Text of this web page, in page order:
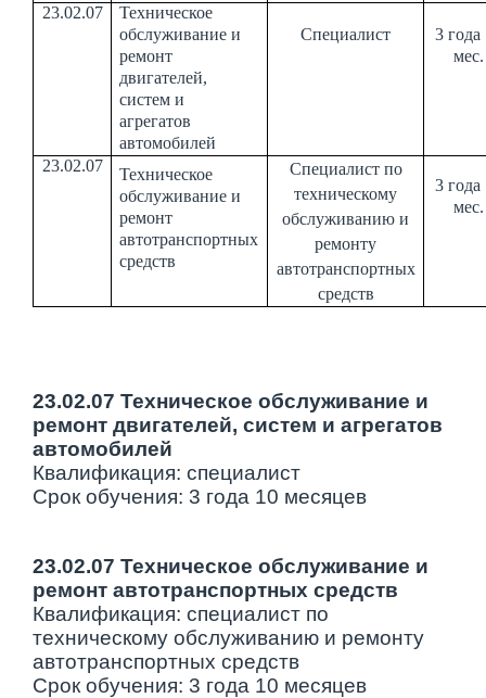
23.02.07
Техническое
обслуживание и
ремонт
двигателей,
систем и
агрегатов
автомобилей
Специалист
3 года
мес.
23.02.07
Техническое
обслуживание и
ремонт
автотранспортных
средств
Специалист по
техническому
обслуживанию и
ремонту
автотранспортных
средств
3 года
мес.
23.02.07 Техническое обслуживание и
ремонт двигателей, систем и агрегатов
автомобилей
Квалификация: специалист
Срок обучения: 3 года 10 месяцев
23.02.07 Техническое обслуживание и
ремонт автотранспортных средств
Квалификация: специалист по
техническому обслуживанию и ремонту
автотранспортных средств
Срок обучения: 3 года 10 месяцев